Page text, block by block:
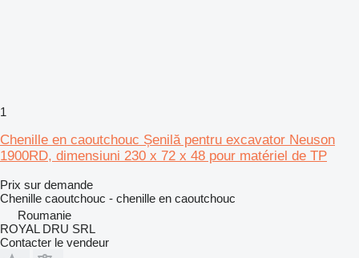
1
Chenille en caoutchouc Șenilă pentru excavator Neuson
1900RD, dimensiuni 230 x 72 x 48 pour matériel de TP
Prix sur demande
Chenille caoutchouc - chenille en caoutchouc
Roumanie
ROYAL DRU SRL
Contacter le vendeur